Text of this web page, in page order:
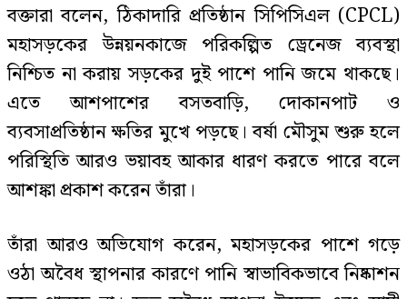
বক্তারা বলেন, ঠিকাদারি প্রতিষ্ঠান সিপিসিএল (CPCL)
মহাসড়কের উন্নয়নকাজে পরিকল্পিত ড্রেনেজ ব্যবস্থা
নিশ্চিত না করায় সড়কের দুই পাশে পানি জমে থাকছে।
এতে আশপাশের বসতবাড়ি, দোকানপাট ও
ব্যবসাপ্রতিষ্ঠান ক্ষতির মুখে পড়ছে। বর্ষা মৌসুম শুরু হলে
পরিস্থিতি আরও ভয়াবহ আকার ধারণ করতে পারে বলে
আশঙ্কা প্রকাশ করেন তাঁরা।
তাঁরা আরও অভিযোগ করেন, মহাসড়কের পাশে গড়ে
ওঠা অবৈধ স্থাপনার কারণে পানি স্বাভাবিকভাবে নিষ্কাশন